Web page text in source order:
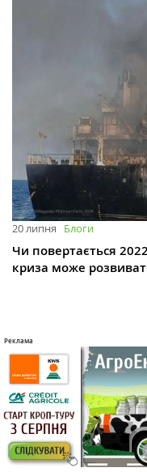
20 липня Блоги
Чи повертається
криза може